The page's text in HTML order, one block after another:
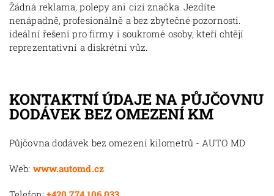
Žádná reklama, polepy ani cizí značka. Jezdíte
nenápadně, profesionálně a bez zbytečné pozornosti.
ideální řešení pro firmy i soukromé osoby, kteří chtějí
reprezentativní a diskrétní vůz.
KONTAKTNÍ ÚDAJE NA PŮJČOVNU
DODÁVEK BEZ OMEZENÍ KM
Půjčovna dodávek bez omezení kilometrů - AUTO MD
Web: www.automd.cz